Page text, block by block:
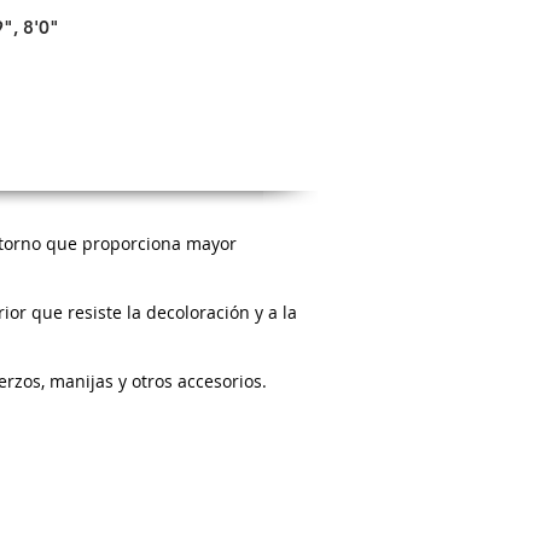
8'0"
que proporciona mayor
que resiste la decoloración y a la
manijas y otros accesorios.